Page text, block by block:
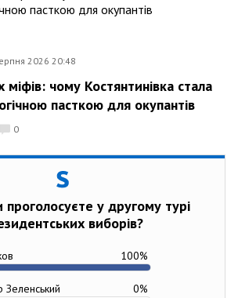
2026 20:48
міфів: чому Костянтинівка стала
пасткою для окупантів
0
проголосуєте у другому турі
виборів?
100%
0%